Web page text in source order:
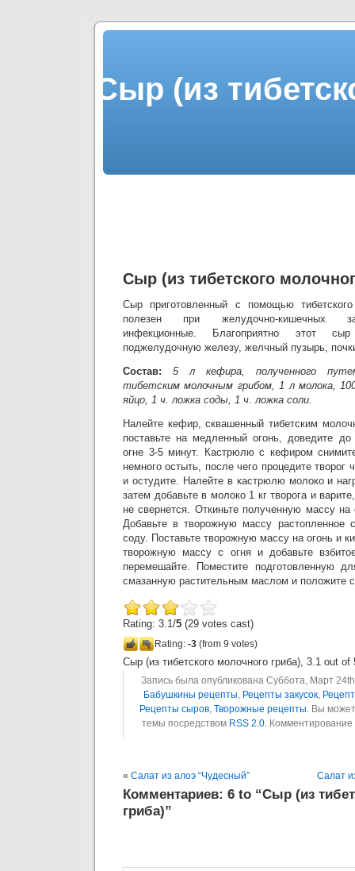
Сыр (из
Сыр (из тибетского
Сыр приготовленный с помощью
полезен при желудочно-кишечных
инфекционные. Благоприятно этот
поджелудочную железу, желчный пузырь,
Состав: 5 л кефира, полученного
тибетским молочным грибом, 1 л молока,
яйцо, 1 ч. ложка соды, 1 ч. ложка соли.
Налейте кефир, сквашенный тибетским
поставьте на медленный огонь, доведите
огне 3-5 минут. Кастрюлю с кефиром
немного остыть, после чего процедите творог
и остудите. Налейте в кастрюлю молоко и
затем добавьте в молоко 1 кг творога и
не свернется. Откиньте полученную массу
Добавьте в творожную массу растопленное
соду. Поставьте творожную массу на огонь и
творожную массу с огня и добавьте
перемешайте. Поместите подготовленную
смазанную растительным маслом и положите
Rating: 3.1/5 (29 votes cast)
Rating: -3 (from 9 votes)
Сыр (из тибетского молочного гриба), 3.1 out of
Запись была опубликована Суббота, Март
Бабушкины рецепты, Рецепты закусок,
Рецепты сыров, Творожные рецепты. Вы
темы посредством RSS 2.0.
« Салат из алоэ “Чудесный” Салат
Комментариев: 6 to “Сыр (из
гриба)”